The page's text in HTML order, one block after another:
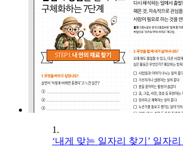
1.
‘내게 맞는 일자리 찾기’ 일자